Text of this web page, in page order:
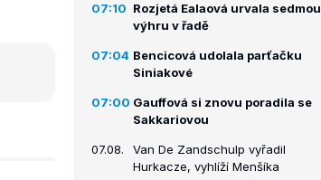
07:10 Rozjetá Ealaová urvala sedmou
výhru v řadě
07:04 Bencicová udolala parťačku
Siniakové
07:00 Gauffová si znovu poradila se
Sakkariovou
07.08.
Van De Zandschulp vyřadil
Hurkacze, vyhlíží Menšíka